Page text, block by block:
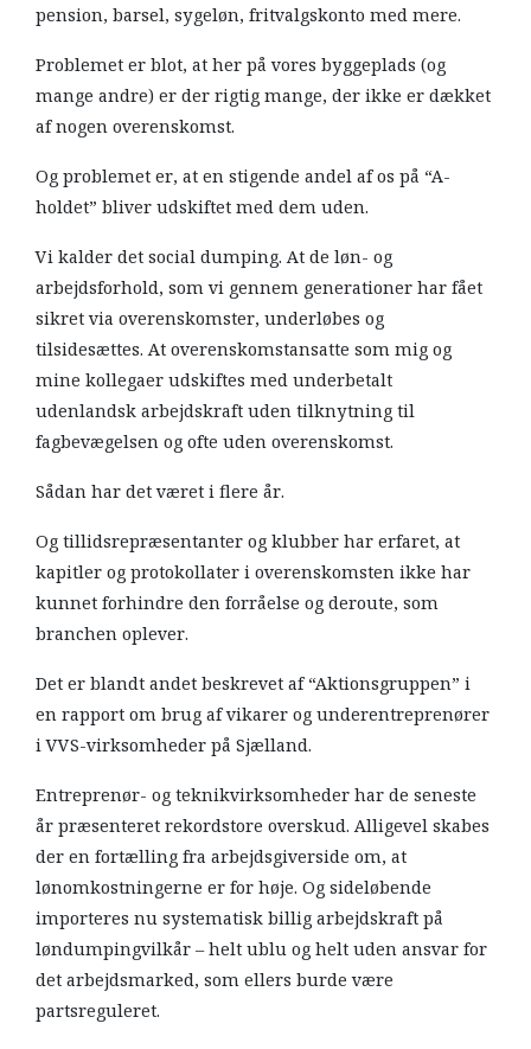
pension, barsel, sygeløn, fritvalgskonto med mere.
Problemet er blot, at her på vores byggeplads (og
mange andre) er der rigtig mange, der ikke er dækket
af nogen overenskomst.
Og problemet er, at en stigende andel af os på “A-
holdet” bliver udskiftet med dem uden.
Vi kalder det social dumping. At de løn- og
arbejdsforhold, som vi gennem generationer har fået
sikret via overenskomster, underløbes og
tilsidesættes. At overenskomstansatte som mig og
mine kollegaer udskiftes med underbetalt
udenlandsk arbejdskraft uden tilknytning til
fagbevægelsen og ofte uden overenskomst.
Sådan har det været i flere år.
Og tillidsrepræsentanter og klubber har erfaret, at
kapitler og protokollater i overenskomsten ikke har
kunnet forhindre den forråelse og deroute, som
branchen oplever.
Det er blandt andet beskrevet af “Aktionsgruppen” i
en rapport om brug af vikarer og underentreprenører
i VVS-virksomheder på Sjælland.
Entreprenør- og teknikvirksomheder har de seneste
år præsenteret rekordstore overskud. Alligevel skabes
der en fortælling fra arbejdsgiverside om, at
lønomkostningerne er for høje. Og sideløbende
importeres nu systematisk billig arbejdskraft på
løndumpingvilkår – helt ublu og helt uden ansvar for
det arbejdsmarked, som ellers burde være
partsreguleret.